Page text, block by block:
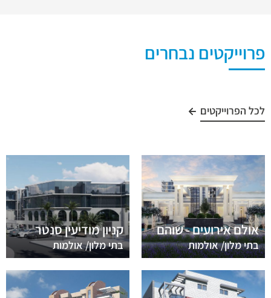
פרוייקטים נבחרים
לכל הפרוייקטים
אולם אירועים - שוהם
בתי מלון/ אולמות
קניון מודיעין סנטר
בתי מלון/ אולמות